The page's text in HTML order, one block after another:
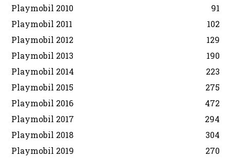
Playmobil 2010
91
Playmobil 2011
102
Playmobil 2012
129
Playmobil 2013
190
Playmobil 2014
223
Playmobil 2015
275
Playmobil 2016
472
Playmobil 2017
294
Playmobil 2018
304
Playmobil 2019
270